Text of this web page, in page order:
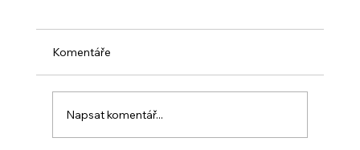
Komentáře
Napsat komentář...